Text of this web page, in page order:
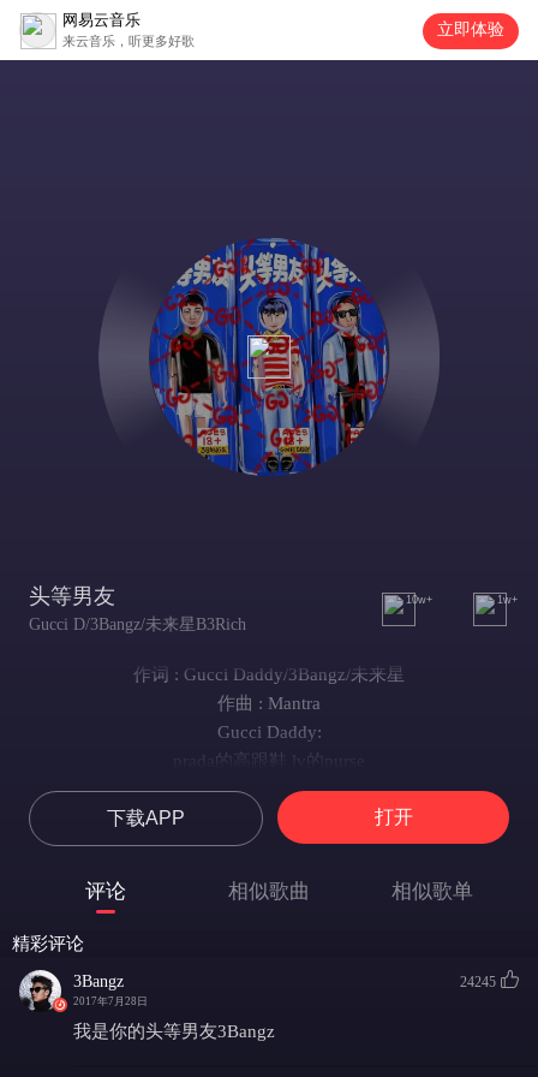
网易云音乐
来云音乐，听更多好歌
立即体验
头等男友
Gucci D/3Bangz/未来星B3Rich
10w+ 1w+
作词 : Gucci Daddy/3Bangz/未来星
作曲 : Mantra
Gucci Daddy:
prada的高跟鞋 lv的purse
搭配你的美丽是上帝的curse
你是我的副歌 我是你的verse
治愈我的自大 你是我的nurse
我内心建议行动 不要等到离开
下载APP 打开
评论 相似歌曲 相似歌单
精彩评论
3Bangz
2017年7月28日
24245
我是你的头等男友3Bangz